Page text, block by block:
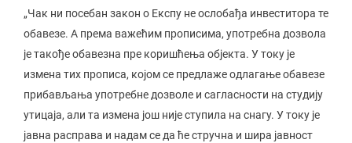
„Чак ни посебан закон о Експу не ослобађа инвеститора те
обавезе. А према важећим прописима, употребна дозвола
је такође обавезна пре коришћења објекта. У току је
измена тих прописа, којом се предлаже одлагање обавезе
прибављања употребне дозволе и сагласности на студију
утицаја, али та измена још није ступила на снагу. У току је
јавна расправа и надам се да ће стручна и шира јавност